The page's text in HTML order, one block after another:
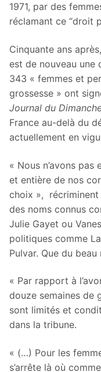
1971, par des
réclamant ce “droit
Cinquante ans
est de nouveau une
343 « femmes et
grossesse » ont
Journal du
France au-delà du
actuellement en
« Nous n’avons
et entière de nos
choix », récriminent
des noms connus
Julie Gayet ou
politiques comme
Pulvar. Que du
« Par rapport à
douze semaines de
sont limités et
dans la tribune.
« (…) Pour les
s’arrête là où